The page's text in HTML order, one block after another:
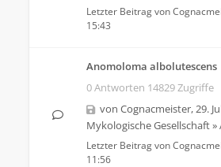
Letzter Beitrag von
15:43
Anomoloma albolutescens
0 Antworten 14829 Zugriffe
von Cognacmeister,29.
Mykologische Gesellschaft»
Letzter Beitrag von
11:56